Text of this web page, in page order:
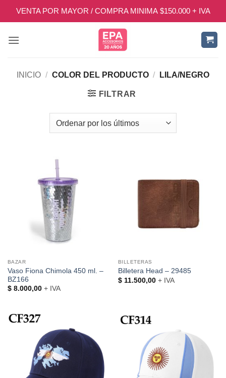
VENTA POR MAYOR / COMPRA MINIMA $150.000 + IVA
INICIO / COLOR DEL PRODUCTO / LILA/NEGRO
FILTRAR
BAZAR
Vaso Fiona Chimola 450 ml. –
BZ166
$8.000,00+ IVA
BILLETERAS
Billetera Head – 29485
$11.500,00+ IVA